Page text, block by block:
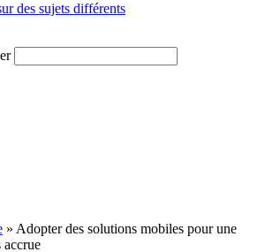
des sujets différents
» Adopter des solutions mobiles pour une
accrue